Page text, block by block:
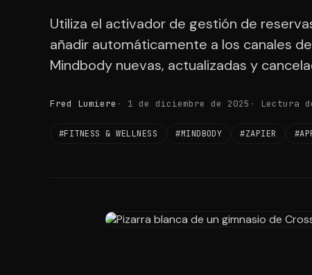
Utiliza el activador de gestión de
añadir automáticamente a los canales
Mindbody nuevas, actualizadas y
Fred Lumiere 1 de diciembre de 2025 Lectura
#FITNESS & WELLNESS #MINDBODY #ZAPIER